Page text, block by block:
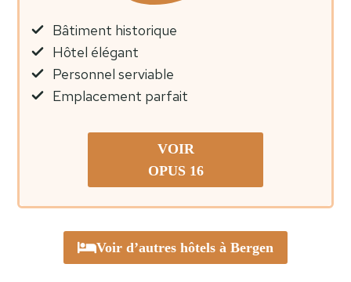
Bâtiment historique
Hôtel élégant
Personnel serviable
Emplacement parfait
VOIR
OPUS 16
Voir d’autres hôtels à Bergen